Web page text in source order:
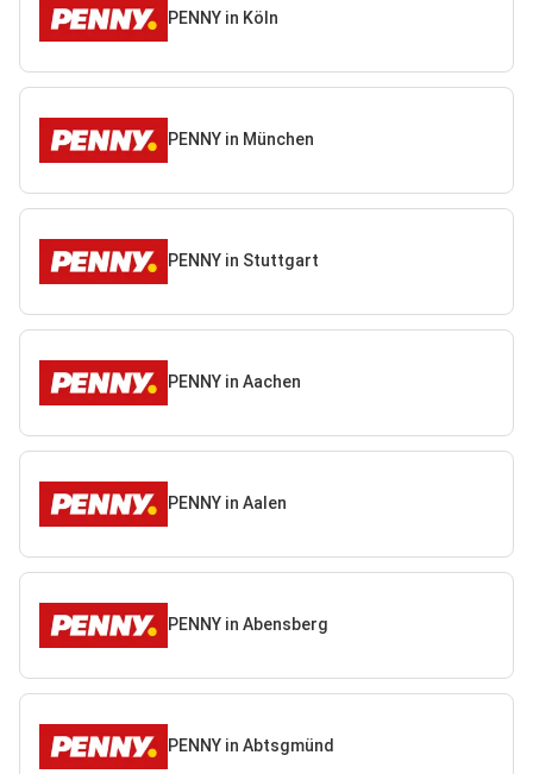
PENNY in Köln
PENNY in München
PENNY in Stuttgart
PENNY in Aachen
PENNY in Aalen
PENNY in Abensberg
PENNY in Abtsgmünd